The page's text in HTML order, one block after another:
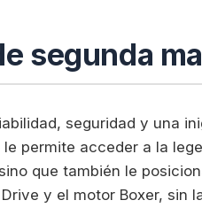
segunda
seguridad y una
permite acceder a la
que también le
y el motor Boxer, sin